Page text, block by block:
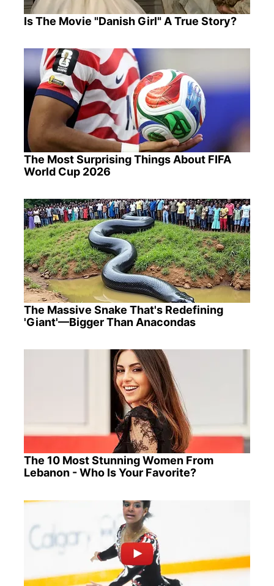
Is The Movie "Danish Girl" A True Story?
The Most Surprising Things About FIFA
World Cup 2026
The Massive Snake That's Redefining
'Giant'—Bigger Than Anacondas
The 10 Most Stunning Women From
Lebanon - Who Is Your Favorite?